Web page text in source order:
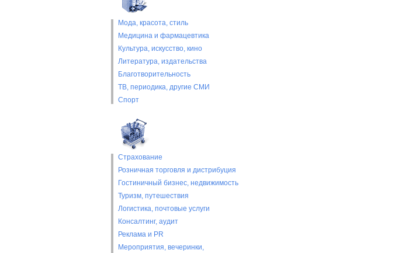
Мода, красота, стиль
Медицина и фармацевтика
Культура, искусство, кино
Литература, издательства
Благотворительность
ТВ, периодика, другие СМИ
Спорт
Страхование
Розничная торговля и дистрибуция
Гостиничный бизнес, недвижимость
Туризм, путешествия
Логистика, почтовые услуги
Консалтинг, аудит
Реклама и PR
Мероприятия, вечеринки,